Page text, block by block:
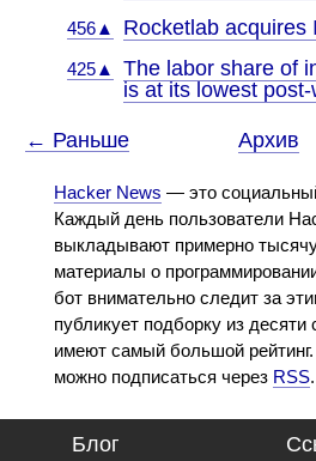
456▲ Rocketlab acquires
425▲
The labor share of
is at its lowest post-
← Раньше Архив
Hacker News — это
Каждый день пользователи
выкладывают примерно
материалы о
бот внимательно следит за
публикует подборку из
имеют самый большой
можно подписаться через RSS.
Блог